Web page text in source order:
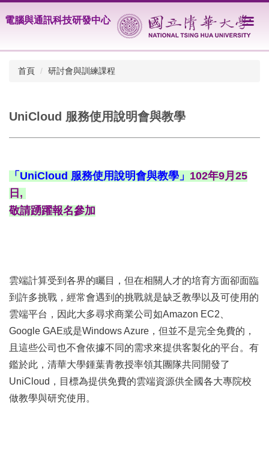
到
電腦與通訊科技研發中心
首頁 研討會與訓練課程
UniCloud 服務使用說明會與教學
「UniCloud 服務使用說明會與教學」 102年9月25
日,
敬請踴躍報名參加
雲端計算受到各界的矚目，但在相關人才的培育方面卻面臨
到許多挑戰，經常會遇到的挑戰就是缺乏教學以及可使用的
雲端平台，因此大多尋求商業公司如Amazon EC2、
Google GAE或是Windows Azure，但並不是完全免費的，
且這些公司也不會依據不同的需求來提供客製化的平台。有
鑑於此，清華大學鍾葉青教授率領其團隊共同開發了
UniCloud，目標為提供免費的雲端資源供全國各大專院校
做教學與研究使用。